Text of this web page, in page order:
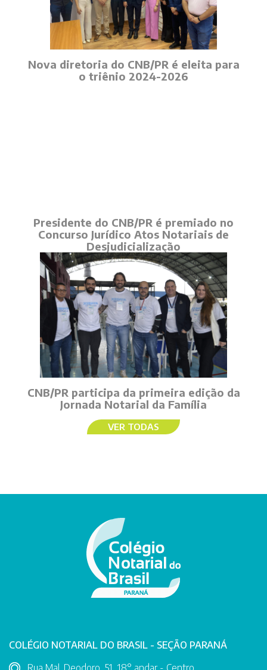
Nova diretoria do CNB/PR é eleita para
o triênio 2024-2026
Presidente do CNB/PR é premiado no
Concurso Jurídico Atos Notariais de
Desjudicialização
CNB/PR participa da primeira edição da
Jornada Notarial da Família
VER TODAS
COLÉGIO NOTARIAL DO BRASIL - SEÇÃO PARANÁ
Rua Mal. Deodoro, 51, 18° andar - Centro